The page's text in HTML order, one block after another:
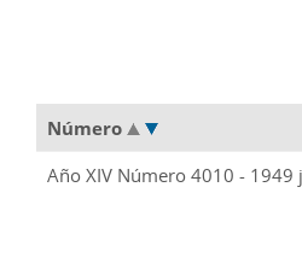
Número
Año XIV Número 4010 - 1949